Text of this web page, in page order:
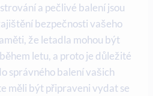
a pečlivé balení jsou
bezpečnosti vašeho
že letadla mohou být
letu, a proto je důležité
správného balení vašich
měli být připraveni vydat se